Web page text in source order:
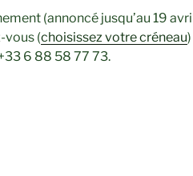
(annoncé jusqu’au 19
vous (choisissez votre créneau
6 88 58 77 73.